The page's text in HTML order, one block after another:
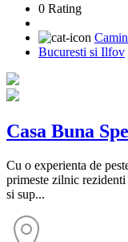
0 Rating
Bucuresti si Ilfov
Casa Buna
Cu o experienta de
primeste zilnic
si sup...